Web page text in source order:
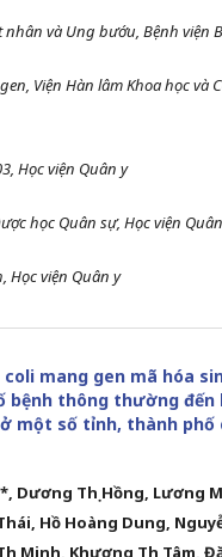
nhân và Ung bướu, Bệnh viện
Viện Hàn lâm Khoa học và
Học viện Quân y
ược học Quân sự, Học viện
Học viện Quân y
mang gen mã hóa
bệnh thông thường đến
một số tỉnh, thành phố
Dương Thị Hồng, Lương
Hồ Hoàng Dung,
Minh, Khương Thị Tâm,